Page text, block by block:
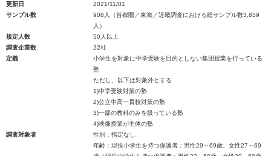
更新日
2021/11/01
サンプル数
908人（首都圏／東海／近畿調査における総サンプル数3,839
人）
規定人数
50人以上
調査企業数
22社
定義
小学生を対象に中学受験を目的としない集団授業を行っている
塾
ただし、以下は対象外とする
1)中学受験対策の塾
2)公立中高一貫校対策の塾
3)一部の教科のみを扱っている塾
4)映像授業が主体の塾
調査対象者
性別：指定なし
年齢：現役小学生を持つ保護者：男性29～69歳、女性27～69